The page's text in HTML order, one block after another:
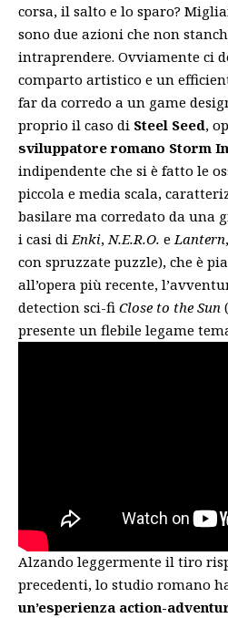
corsa, il salto e lo sparo?
sono due azioni che non
intraprendere. Ovviamente ci
comparto artistico e un
far da corredo a un game
proprio il caso di Steel Seed,
sviluppatore romano Storm
indipendente che si è fatto le
piccola e media scala,
basilare ma corredato da una
i casi di Enki, N.E.R.O. e Lantern
con spruzzate puzzle), che è
all’opera più recente,
detection sci-fi Close to the Sun
presente un flebile legame
Alzando leggermente il tiro
precedenti, lo studio romano
un’esperienza action-